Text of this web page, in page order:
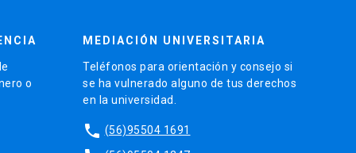
o
MEDIACIÓN UNIVERSITARIA
Teléfonos para orientación y consejo si
se ha vulnerado alguno de tus derechos
en la universidad.
phone (56)95504 1691